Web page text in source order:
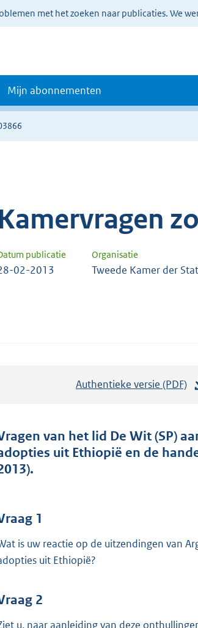
met het zoeken naar publicaties. We
Mijn abonnementen
Kamervragen
publicatie Organisatie
02-2013 Tweede Kamer der
Authentieke versie (PDF)
t
a
o
van het lid De Wit (SP)
uit Ethiopië en de
1
is uw reactie op de uitzendingen van
uit Ethiopië?
2
u, naar aanleiding van deze